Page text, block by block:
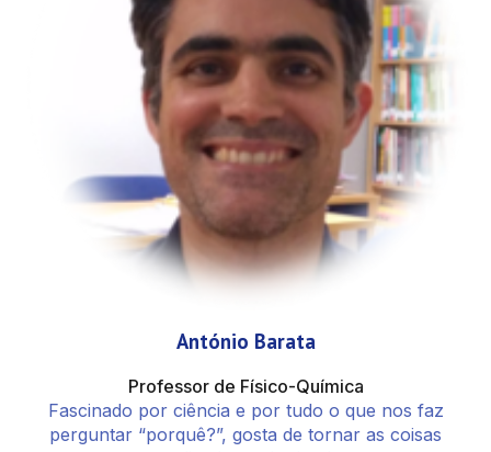
António Barata
Professor de Físico-Química
Fascinado por ciência e por tudo o que nos faz
perguntar “porquê?”, gosta de tornar as coisas